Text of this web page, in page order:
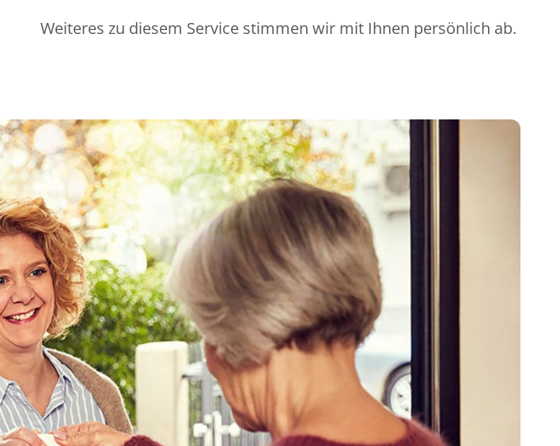
Weiteres zu diesem Service stimmen wir mit Ihnen persönlich ab.